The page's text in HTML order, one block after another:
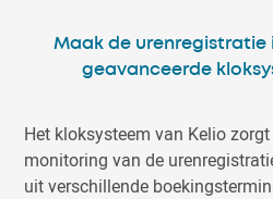
Maak de urenregistratie
geavanceerde
Het kloksysteem van Kelio
monitoring van de
uit verschillende